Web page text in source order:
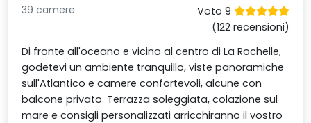
39 camere
Voto 9
(122 recensioni)
Di fronte all'oceano e vicino al centro di La Rochelle,
godetevi un ambiente tranquillo, viste panoramiche
sull'Atlantico e camere confortevoli, alcune con
balcone privato. Terrazza soleggiata, colazione sul
mare e consigli personalizzati arricchiranno il vostro